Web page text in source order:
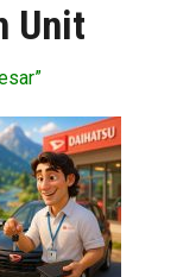
Unit